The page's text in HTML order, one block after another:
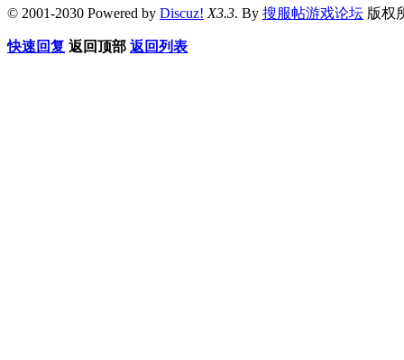
© 2001-2030 Powered by Discuz! X3.3. By 搜服帖游戏论坛 版权
快速回复 返回顶部 返回列表